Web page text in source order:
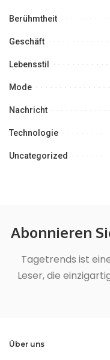
Berühmtheit
Geschäft
Lebensstil
Mode
Nachricht
Technologie
Uncategorized
Abonnieren
Tagetrends ist
Leser, die
Über uns